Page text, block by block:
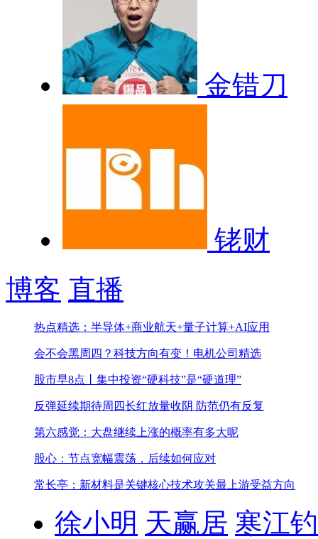
金错刀
铑财
博客 直播
热点精选：半导体+商业航天+量子计算+AI应用
会不会黑周四？科技方向有变！ 电机公司精选
股市早8点丨集中投资“硬科技”是“硬道理”
反弹延续期待周四长红放量收阴 防范仍有反复
第六感觉：大盘继续上涨的概率有多大呢
股心：节点宽幅震荡，后续如何应对
常长亭：新材料是关键核心技术攻关最上游受益方向
徐小明 天赢居 寒江